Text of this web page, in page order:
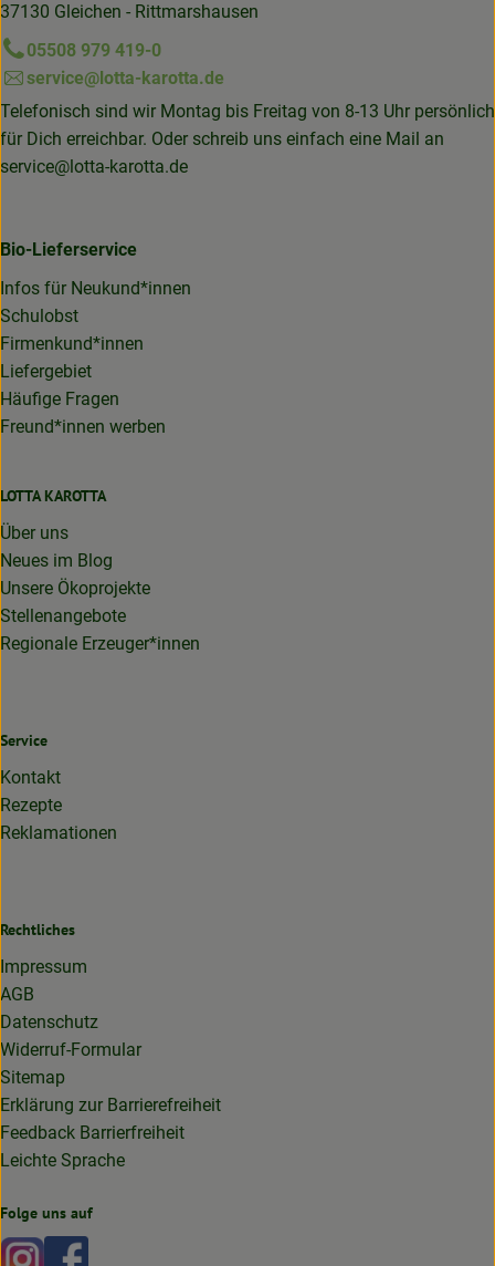
37130 Gleichen - Rittmarshausen
05508 979 419-0
service@lotta-karotta.de
Telefonisch sind wir Montag bis Freitag von 8-13 Uhr persönlich
für Dich erreichbar. Oder schreib uns einfach eine Mail an
service@lotta-karotta.de
Bio-Lieferservice
Infos für Neukund*innen
Schulobst
Firmenkund*innen
Liefergebiet
Häufige Fragen
Freund*innen werben
LOTTA KAROTTA
Über uns
Neues im Blog
Unsere Ökoprojekte
Stellenangebote
Regionale Erzeuger*innen
Service
Kontakt
Rezepte
Reklamationen
Rechtliches
Impressum
AGB
Datenschutz
Widerruf-Formular
Sitemap
Erklärung zur Barrierefreiheit
Feedback Barrierfreiheit
Leichte Sprache
Folge uns auf
Externer Link zu https://www.instagram.com/